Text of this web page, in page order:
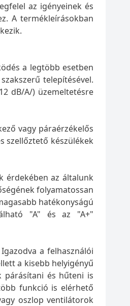
az igényeinek és
A termékleírásokban
a legtöbb esetben
telepítésével.
dB/A/) üzemeltetésre
vagy páraérzékelős
szellőztető készülékek
érdekében az általunk
folyamatossan
hatékonyságú
"A" és az "A+"
a felhasználói
a kisebb helyigényű
párásítani és hűteni is
funkció is elérhető
oszlop ventilátorok